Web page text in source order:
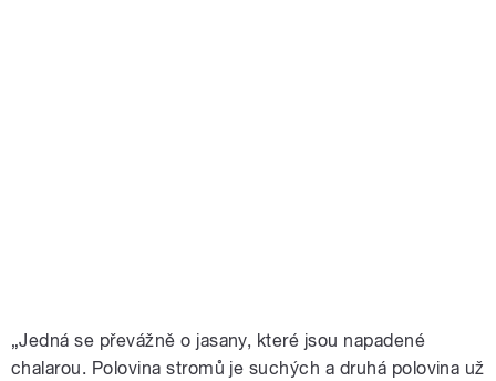
„Jedná se převážně o jasany, které jsou napadené
chalarou. Polovina stromů je suchých a druhá polovina už